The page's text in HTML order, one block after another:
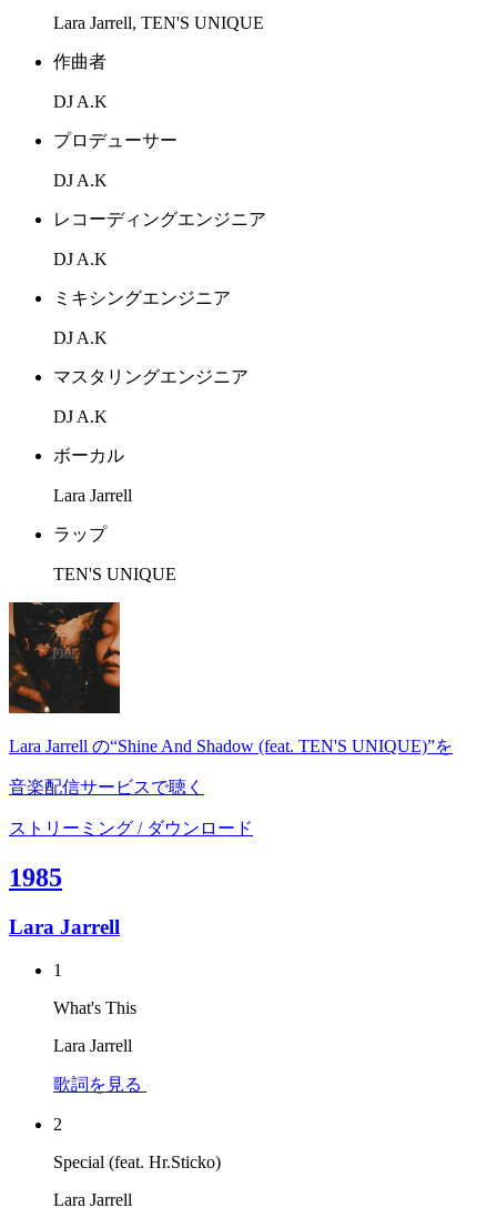
Lara Jarrell, TEN'S UNIQUE
作曲者
DJ A.K
プロデューサー
DJ A.K
レコーディングエンジニア
DJ A.K
ミキシングエンジニア
DJ A.K
マスタリングエンジニア
DJ A.K
ボーカル
Lara Jarrell
ラップ
TEN'S UNIQUE
Lara Jarrell の“Shine And Shadow (feat. TEN'S UNIQUE)”を
音楽配信サービスで聴く
ストリーミング / ダウンロード
1985
Lara Jarrell
1
What's This
Lara Jarrell
歌詞を見る
2
Special (feat. Hr.Sticko)
Lara Jarrell